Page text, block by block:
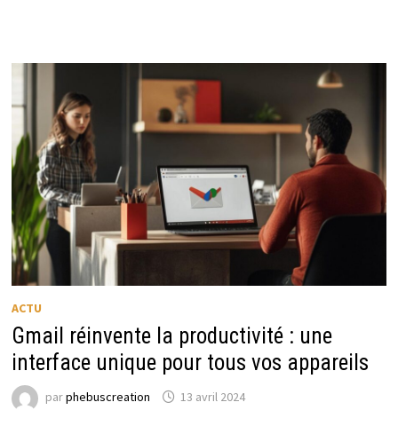
ACTU
Gmail réinvente la productivité : une
interface unique pour tous vos appareils
parphebuscreation 13 avril 2024